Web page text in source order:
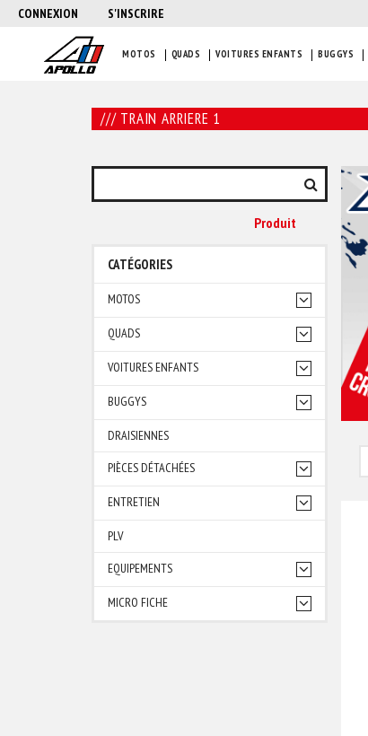
CONNEXION S'INSCRIRE
MOTOS QUADS VOITURES ENFANTS BUGGYS
/// TRAIN ARRIERE 1
Produit
CATÉGORIES
MOTOS
QUADS
VOITURES ENFANTS
BUGGYS
DRAISIENNES
PIÈCES DÉTACHÉES
ENTRETIEN
PLV
EQUIPEMENTS
MICRO FICHE